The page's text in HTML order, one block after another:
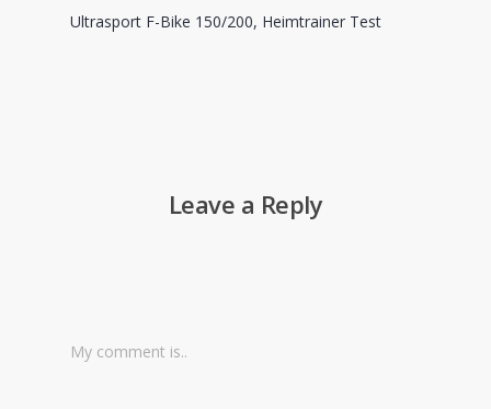
Ultrasport F-Bike 150/200, Heimtrainer Test
Leave a Reply
My comment is..